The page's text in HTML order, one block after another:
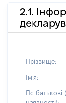
2.1.
Прізвище:
Імʼя:
По батькові